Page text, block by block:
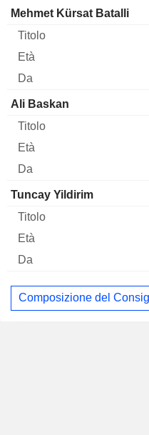
Mehmet Kürsat Batalli
Ali Baskan
Tuncay Yildirim
Composizione del